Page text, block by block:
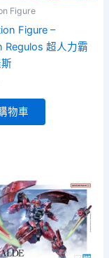
Figure
Figure –
Regulos 超人力霸
物車